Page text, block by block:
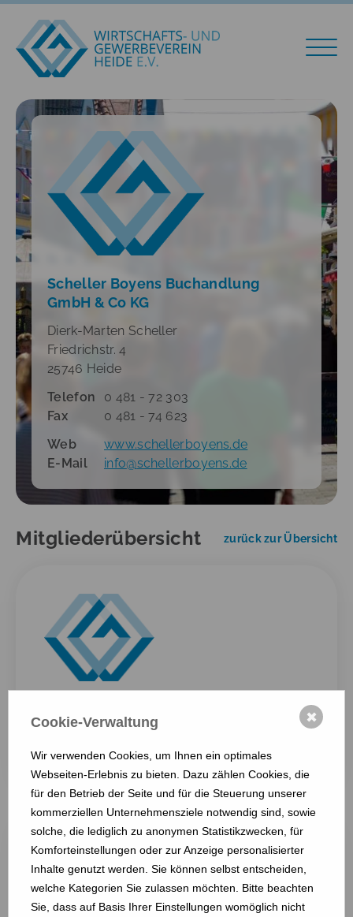
Scheller Boyens Buchandlung
GmbH & Co KG
Dierk-Marten Scheller
Friedrichstr. 4
25746 Heide
Telefon
0 481 - 72 303
Fax
0 481 - 74 623
Web
www.schellerboyens.de
E-Mail
info@schellerboyens.de
Mitgliederübersicht zurück zur Übersicht
25746 Heide
mehr anzeigen ...
Cookie-Verwaltung
Wir verwenden Cookies, um Ihnen ein optimales
Webseiten-Erlebnis zu bieten. Dazu zählen Cookies, die
für den Betrieb der Seite und für die Steuerung unserer
kommerziellen Unternehmensziele notwendig sind, sowie
solche, die lediglich zu anonymen Statistikzwecken, für
Komforteinstellungen oder zur Anzeige personalisierter
Inhalte genutzt werden. Sie können selbst entscheiden,
welche Kategorien Sie zulassen möchten. Bitte beachten
Sie, dass auf Basis Ihrer Einstellungen womöglich nicht
✖